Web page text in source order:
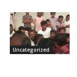
Uncategorized